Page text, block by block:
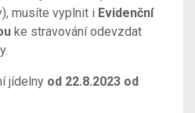
musíte vyplnit i Evidenční
ke stravování odevzdat
jídelny od 22.8.2023 od